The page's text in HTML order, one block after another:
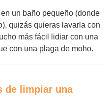
un baño pequeño (donde
quizás quieras lavarla con
más fácil lidiar con una
con una plaga de moho.
de limpiar una